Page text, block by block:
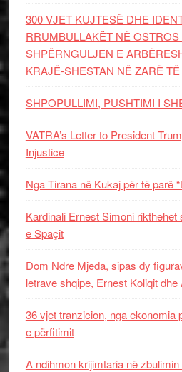
300 VJET KUJTESË DHE
RRUMBULLAKËT NË
SHPËRNGULJEN E
KRAJË-SHESTAN NË ZARË
SHPOPULLIMI, PUSHTIMI I
VATRA’s Letter to President
Injustice
Nga Tirana në Kukaj për të parë
Kardinali Ernest Simoni
e Spaçit
Dom Ndre Mjeda, sipas dy
letrave shqipe, Ernest Koliqit
36 vjet tranzicion, nga ekonomia
e përfitimit
A ndihmon krijimtaria në